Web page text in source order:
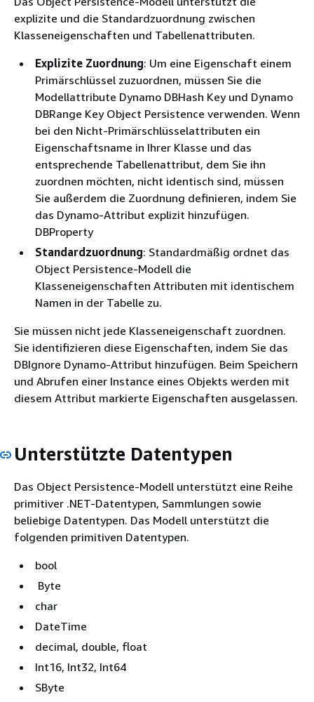
explizite und die Standardzuordnung zwischen
Klasseneigenschaften und Tabellenattributen.
Explizite Zuordnung: Um eine Eigenschaft einem
Primärschlüssel zuzuordnen, müssen Sie die
Modellattribute Dynamo DBHash Key und Dynamo
DBRange Key Object Persistence verwenden. Wenn
bei den Nicht-Primärschlüsselattributen ein
Eigenschaftsname in Ihrer Klasse und das
entsprechende Tabellenattribut, dem Sie ihn
zuordnen möchten, nicht identisch sind, müssen
Sie außerdem die Zuordnung definieren, indem Sie
das Dynamo-Attribut explizit hinzufügen.
DBProperty
Standardzuordnung: Standardmäßig ordnet das
Object Persistence-Modell die
Klasseneigenschaften Attributen mit identischem
Namen in der Tabelle zu.
Sie müssen nicht jede Klasseneigenschaft zuordnen.
Sie identifizieren diese Eigenschaften, indem Sie das
DBIgnore Dynamo-Attribut hinzufügen. Beim Speichern
und Abrufen einer Instance eines Objekts werden mit
diesem Attribut markierte Eigenschaften ausgelassen.
Unterstützte Datentypen
Das Object Persistence-Modell unterstützt eine Reihe
primitiver .NET-Datentypen, Sammlungen sowie
beliebige Datentypen. Das Modell unterstützt die
folgenden primitiven Datentypen.
bool
Byte
char
DateTime
decimal, double, float
Int16, Int32, Int64
SByte